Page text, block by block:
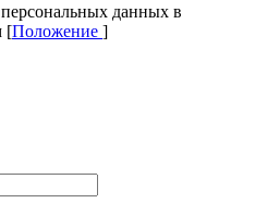
данных в
[Положение ]